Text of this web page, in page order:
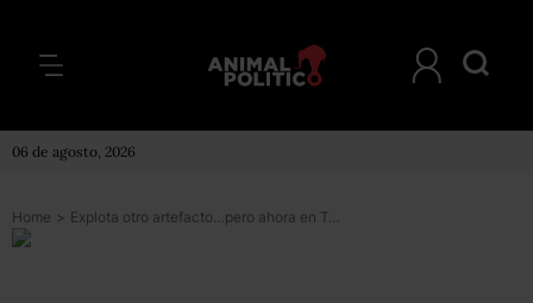
06 de agosto, 2026
Home > Explota otro artefacto…pero ahora en Tuxpan; hay un herido